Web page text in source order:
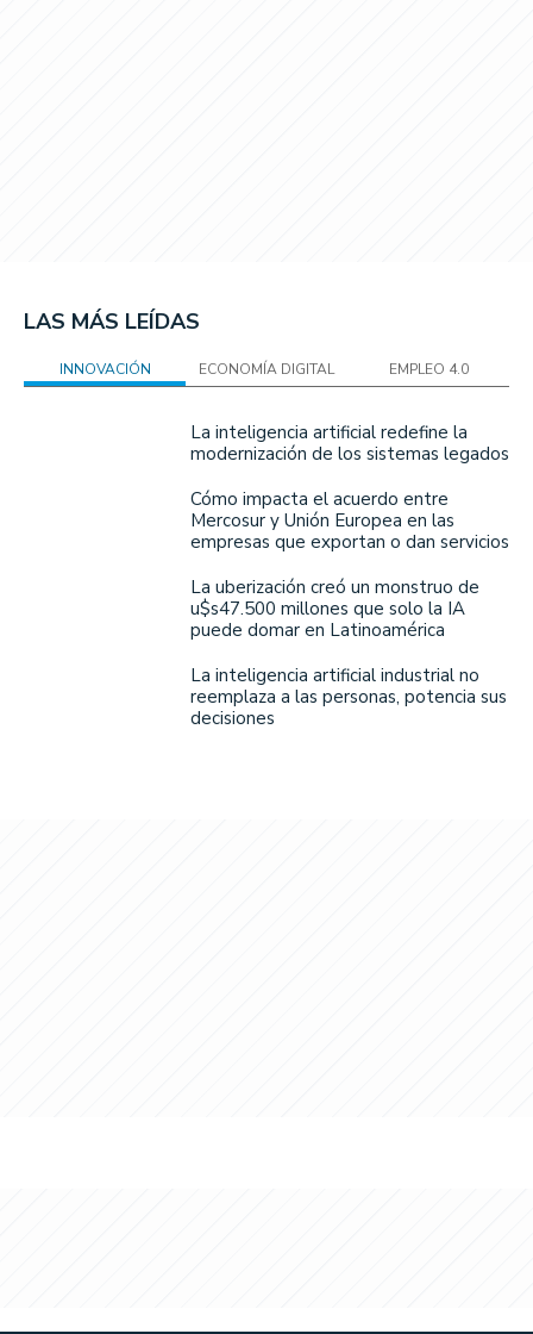
LAS MÁS LEÍDAS
INNOVACIÓN ECONOMÍA DIGITAL EMPLEO 4.0
La inteligencia artificial redefine la
modernización de los sistemas legados
Cómo impacta el acuerdo entre
Mercosur y Unión Europea en las
empresas que exportan o dan servicios
La uberización creó un monstruo de
u$s47.500 millones que solo la IA
puede domar en Latinoamérica
La inteligencia artificial industrial no
reemplaza a las personas, potencia sus
decisiones